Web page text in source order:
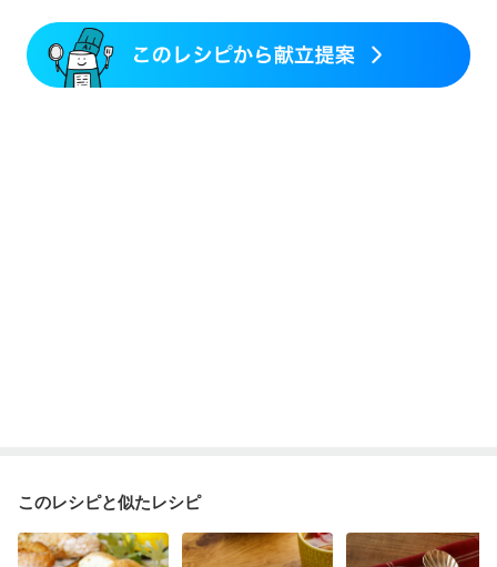
乾癬
フレイル（年齢に合わせた体作り）
貧血対策
ニキビ・肌荒れ 妊活中 更年期
このレシピと似たレシピ